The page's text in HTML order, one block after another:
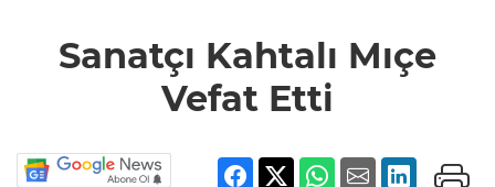
Vefat
Etti
Sanatçı Kahtalı Mıçe
Vefat Etti